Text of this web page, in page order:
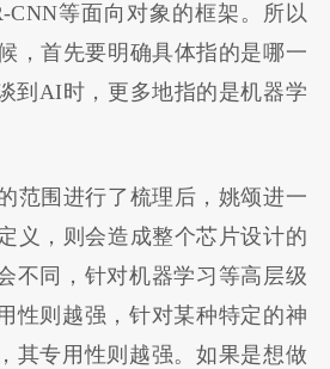
CNN等面向对象的框架。所以
，首先要明确具体指的是哪一
到AI时，更多地指的是机器学
范围进行了梳理后，姚颂进一
义，则会造成整个芯片设计的
不同，针对机器学习等高层级
性则越强，针对某种特定的神
其专用性则越强。如果是想做